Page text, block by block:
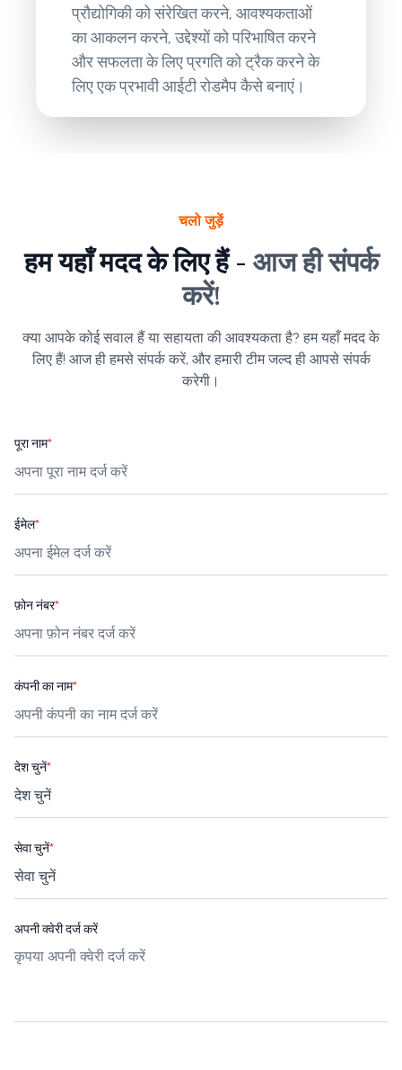
प्रौद्योगिकी को संरेखित करने, आवश्यकताओं
का आकलन करने, उद्देश्यों को परिभाषित करने
और सफलता के लिए प्रगति को ट्रैक करने के
लिए एक प्रभावी आईटी रोडमैप कैसे बनाएं।
चलो जुड़ें
हम यहाँ मदद के लिए हैं - आज ही संपर्क
करें!
क्या आपके कोई सवाल हैं या सहायता की आवश्यकता है? हम यहाँ मदद के
लिए हैं! आज ही हमसे संपर्क करें, और हमारी टीम जल्द ही आपसे संपर्क
करेगी।
पूरा नाम*
ईमेल*
फ़ोन नंबर*
कंपनी का नाम*
देश चुनें*
सेवा चुनें*
अपनी क्वेरी दर्ज करें